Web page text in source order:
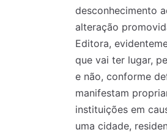
desconhecimento
alteração
Editora,
que vai ter lugar,
e não, conforme
manifestam
instituições em
uma cidade,